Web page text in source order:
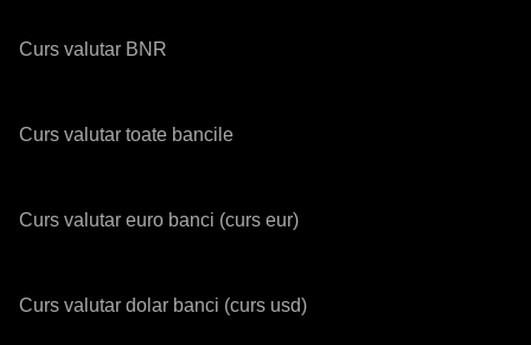
Curs valutar BNR
Curs valutar toate bancile
Curs valutar euro banci (curs eur)
Curs valutar dolar banci (curs usd)